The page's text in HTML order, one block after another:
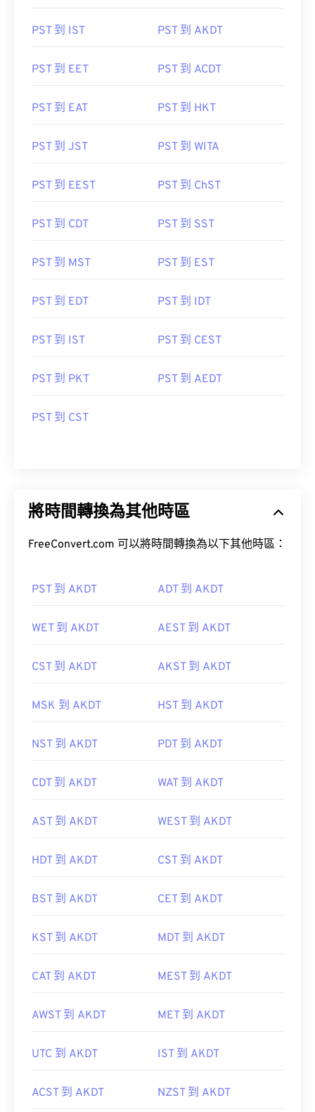
PST 到 IST PST 到 AKDT
PST 到 EET PST 到 ACDT
PST 到 EAT PST 到 HKT
PST 到 JST PST 到 WITA
PST 到 EEST PST 到 ChST
PST 到 CDT PST 到 SST
PST 到 MST PST 到 EST
PST 到 EDT PST 到 IDT
PST 到 IST PST 到 CEST
PST 到 PKT PST 到 AEDT
PST 到 CST
將時間轉換為其他時區
FreeConvert.com 可以將時間轉換為以下其他時區：
PST 到 AKDT ADT 到 AKDT
WET 到 AKDT AEST 到 AKDT
CST 到 AKDT AKST 到 AKDT
MSK 到 AKDT HST 到 AKDT
NST 到 AKDT PDT 到 AKDT
CDT 到 AKDT WAT 到 AKDT
AST 到 AKDT WEST 到 AKDT
HDT 到 AKDT CST 到 AKDT
BST 到 AKDT CET 到 AKDT
KST 到 AKDT MDT 到 AKDT
CAT 到 AKDT MEST 到 AKDT
AWST 到 AKDT MET 到 AKDT
UTC 到 AKDT IST 到 AKDT
ACST 到 AKDT NZST 到 AKDT